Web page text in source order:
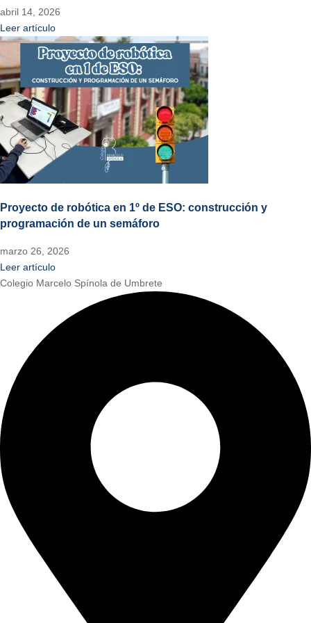
abril 14, 2026
Leer artículo
Proyecto de robótica en 1º de ESO: construcción y
programación de un semáforo
marzo 26, 2026
Leer artículo
Colegio Marcelo Spínola de Umbrete